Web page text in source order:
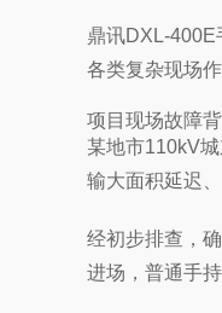
鼎讯DXL-400E
各类复杂现场
项目现场故障
某地市110kV
输大面积延迟
经初步排查，
进场，普通手